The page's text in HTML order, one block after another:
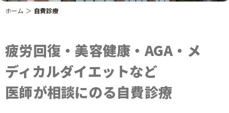
ホーム ＞ 自費診療
疲労回復・美容健康・AGA・メ
ディカルダイエットなど
医師が相談にのる自費診療